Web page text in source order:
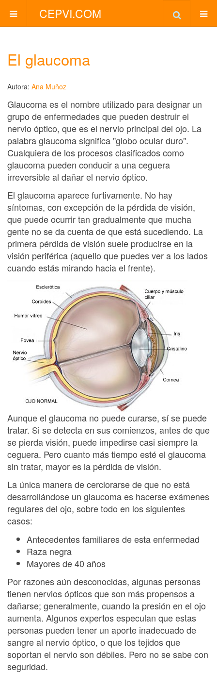
CEPVI.COM
El glaucoma
Autora: Ana Muñoz
Glaucoma es el nombre utilizado para designar un
grupo de enfermedades que pueden destruir el
nervio óptico, que es el nervio principal del ojo. La
palabra glaucoma significa "globo ocular duro".
Cualquiera de los procesos clasificados como
glaucoma pueden conducir a una ceguera
irreversible al dañar el nervio óptico.
El glaucoma aparece furtivamente. No hay
síntomas, con excepción de la pérdida de visión,
que puede ocurrir tan gradualmente que mucha
gente no se da cuenta de que está sucediendo. La
primera pérdida de visión suele producirse en la
visión periférica (aquello que puedes ver a los lados
cuando estás mirando hacia el frente).
Aunque el glaucoma no puede curarse, sí se puede
tratar. Si se detecta en sus comienzos, antes de que
se pierda visión, puede impedirse casi siempre la
ceguera. Pero cuanto más tiempo esté el glaucoma
sin tratar, mayor es la pérdida de visión.
La única manera de cerciorarse de que no está
desarrollándose un glaucoma es hacerse exámenes
regulares del ojo, sobre todo en los siguientes
casos:
Antecedentes familiares de esta enfermedad
Raza negra
Mayores de 40 años
Por razones aún desconocidas, algunas personas
tienen nervios ópticos que son más propensos a
dañarse; generalmente, cuando la presión en el ojo
aumenta. Algunos expertos especulan que estas
personas pueden tener un aporte inadecuado de
sangre al nervio óptico, o que los tejidos que
soportan el nervio son débiles. Pero no se sabe con
seguridad.